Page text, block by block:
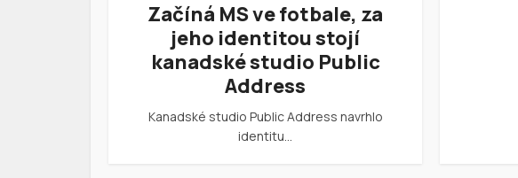
Začíná MS ve fotbale, za
jeho identitou stojí
kanadské studio Public
Address
Kanadské studio Public Address navrhlo
identitu…